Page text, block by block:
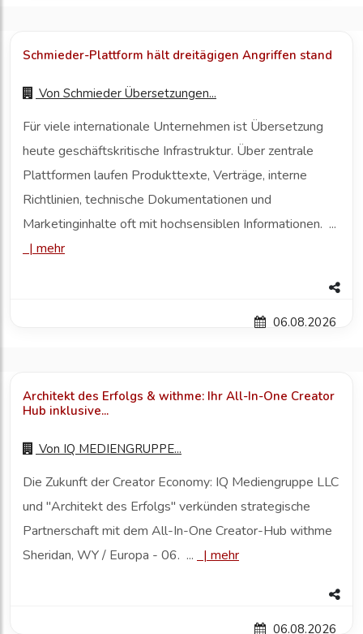
Schmieder-Plattform hält dreitägigen Angriffen stand
Von Schmieder Übersetzungen...
Für viele internationale Unternehmen ist Übersetzung
heute geschäftskritische Infrastruktur. Über zentrale
Plattformen laufen Produkttexte, Verträge, interne
Richtlinien, technische Dokumentationen und
Marketinginhalte oft mit hochsensiblen Informationen. ...
| mehr
06.08.2026
Architekt des Erfolgs & withme: Ihr All-In-One Creator
Hub inklusive...
Von IQ MEDIENGRUPPE...
Die Zukunft der Creator Economy: IQ Mediengruppe LLC
und "Architekt des Erfolgs" verkünden strategische
Partnerschaft mit dem All-In-One Creator-Hub withme
Sheridan, WY / Europa - 06. ...
| mehr
06.08.2026